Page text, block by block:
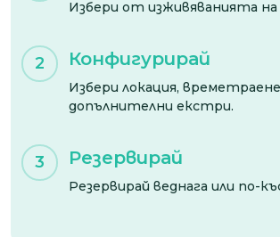
Избери от изживяванията на
2 Конфигурирай
Избери локация,
допълнителни екстри.
3 Резервирай
Резервирай веднага или по-